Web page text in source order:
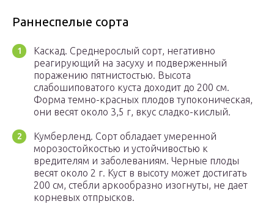
Раннеспелые сорта
Каскад. Среднерослый сорт, негативно
реагирующий на засуху и подверженный
поражению пятнистостью. Высота
слабошиповатого куста доходит до 200 см.
Форма темно-красных плодов тупоконическая,
они весят около 3,5 г, вкус сладко-кислый.
Кумберленд. Сорт обладает умеренной
морозостойкостью и устойчивостью к
вредителям и заболеваниям. Черные плоды
весят около 2 г. Куст в высоту может достигать
200 см, стебли аркообразно изогнуты, не дает
корневых отпрысков.